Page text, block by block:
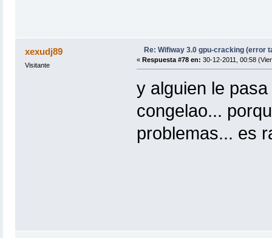
xexudj89
Visitante
Re: Wifiway 3.0 gpu-cracking (error
« Respuesta #78 en: 30-12-2011, 00:58
y alguien le
congelao...
problemas... es